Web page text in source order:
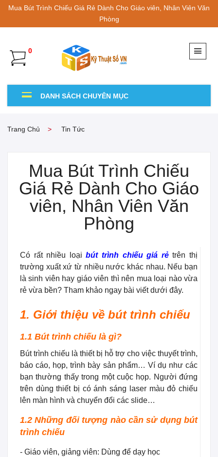
Mua Bút Trình Chiếu Giá Rẻ Dành Cho Giáo viên, Nhân Viên Văn
Phòng
0
DANH SÁCH CHUYÊN MỤC
Trang Chủ Tin Tức
Mua Bút Trình Chiếu
Giá Rẻ Dành Cho Giáo
viên, Nhân Viên Văn
Phòng
Có rất nhiều loạibút trình chiếu giá rẻ trên thị
trường xuất xứ từ nhiều nước khác nhau. Nếu bạn
là sinh viên hay giáo viên thì nên mua loại nào vừa
rẻ vừa bền? Tham khảo ngay bài viết dưới đây.
1. Giới thiệu về bút trình chiếu
1.1 Bút trình chiếu là gì?
Bút trình chiếu là thiết bị hỗ trợ cho việc thuyết trình,
báo cáo, họp, trình bày sản phẩm… Ví dụ như các
bạn thường thấy trong một cuộc họp. Người đứng
trên dùng thiết bị có ánh sáng laser màu đỏ chiếu
lên màn hình và chuyển đổi các slide…
1.2 Những đối tượng nào cần sử dụng bút
trình chiếu
- Giáo viên, giảng viên: Dùng để dạy học